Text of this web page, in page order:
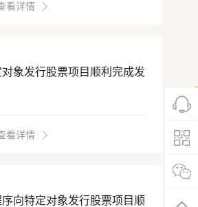
看详情
对象发行股票项目顺利完成发
看详情
序向特定对象发行股票项目顺